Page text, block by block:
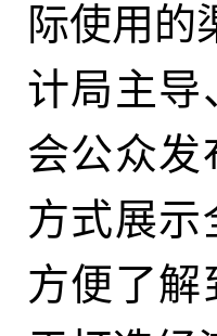
际使用的
计局主导
会公众发
方式展
方便了解